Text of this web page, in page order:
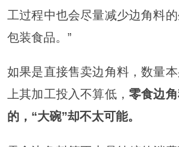
工过程中也会尽量减少边角料
包装食品。”
如果是直接售卖边角料，数量
上其加工投入不算低， 零食边
的，“大碗”却不太可能。